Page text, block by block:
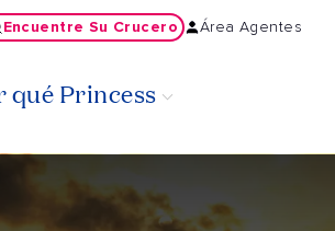
Encuentre Su Crucero Área Agentes
qué Princess